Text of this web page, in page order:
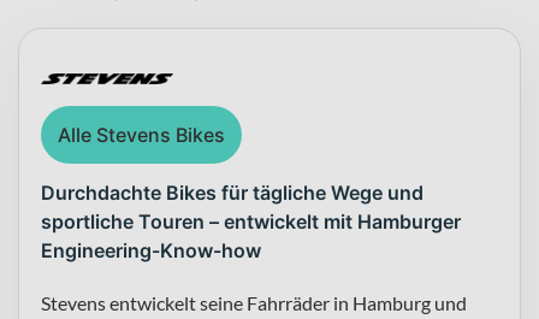
Alle Stevens Bikes
Durchdachte Bikes für tägliche Wege und
sportliche Touren – entwickelt mit Hamburger
Engineering-Know-how
Stevens entwickelt seine Fahrräder in Hamburg und